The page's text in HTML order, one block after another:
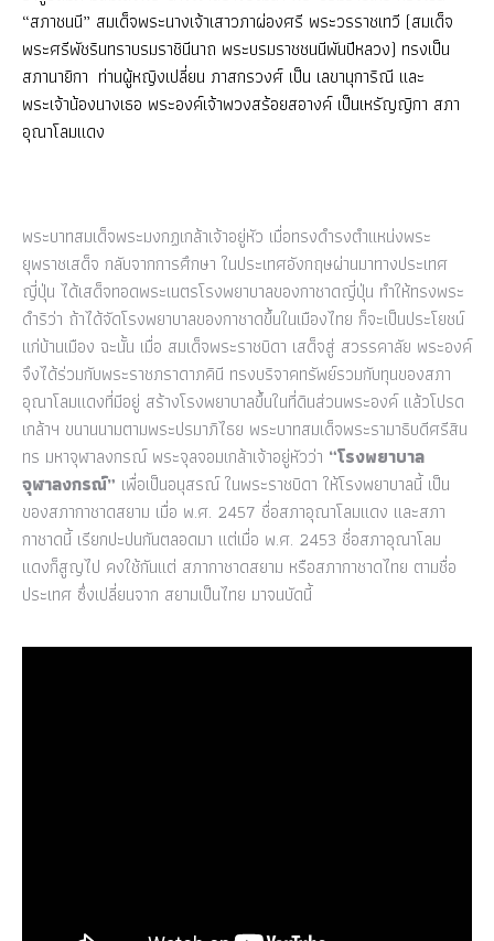
“สภาชนนี” สมเด็จพระนางเจ้าเสาวภาผ่องศรี พระวรราชเทวี (สมเด็จ
พระศรีพัชรินทราบรมราชินีนาถ พระบรมราชชนนีพันปีหลวง) ทรงเป็น
สภานายิกา ท่านผู้หญิงเปลี่ยน ภาสกรวงศ์ เป็น เลขานุการิณี และ
พระเจ้าน้องนางเธอ พระองค์เจ้าพวงสร้อยสอางค์ เป็นเหรัญญิกา สภา
อุณาโลมแดง
พระบาทสมเด็จพระมงกฏเกล้าเจ้าอยู่หัว เมื่อทรงดำรงตำแหน่งพระ
ยุพราชเสด็จ กลับจากการศึกษา ในประเทศอังกฤษผ่านมาทางประเทศ
ญี่ปุ่น ได้เสด็จทอดพระเนตรโรงพยาบาลของกาชาดญี่ปุ่น ทำให้ทรงพระ
ดำริว่า ถ้าได้จัดโรงพยาบาลของกาชาดขึ้นในเมืองไทย ก็จะเป็นประโยชน์
แก่บ้านเมือง ฉะนั้น เมื่อ สมเด็จพระราชบิดา เสด็จสู่ สวรรคาลัย พระองค์
จึงได้ร่วมกับพระราชภราดาภคินี ทรงบริจาคทรัพย์รวมกับทุนของสภา
อุณาโลมแดงที่มีอยู่ สร้างโรงพยาบาลขึ้นในที่ดินส่วนพระองค์ แล้วโปรด
เกล้าฯ ขนานนามตามพระปรมาภิไธย พระบาทสมเด็จพระรามาธิบดีศรีสิน
ทร มหาจุฬาลงกรณ์ พระจุลจอมเกล้าเจ้าอยู่หัวว่า “โรงพยาบาล
จุฬาลงกรณ์” เพื่อเป็นอนุสรณ์ ในพระราชบิดา ให้โรงพยาบาลนี้ เป็น
ของสภากาชาดสยาม เมื่อ พ.ศ. 2457 ชื่อสภาอุณาโลมแดง และสภา
กาชาดนี้ เรียกปะปนกันตลอดมา แต่เมื่อ พ.ศ. 2453 ชื่อสภาอุณาโลม
แดงก็สูญไป คงใช้กันแต่ สภากาชาดสยาม หรือสภากาชาดไทย ตามชื่อ
ประเทศ ซึ่งเปลี่ยนจาก สยามเป็นไทย มาจนบัดนี้